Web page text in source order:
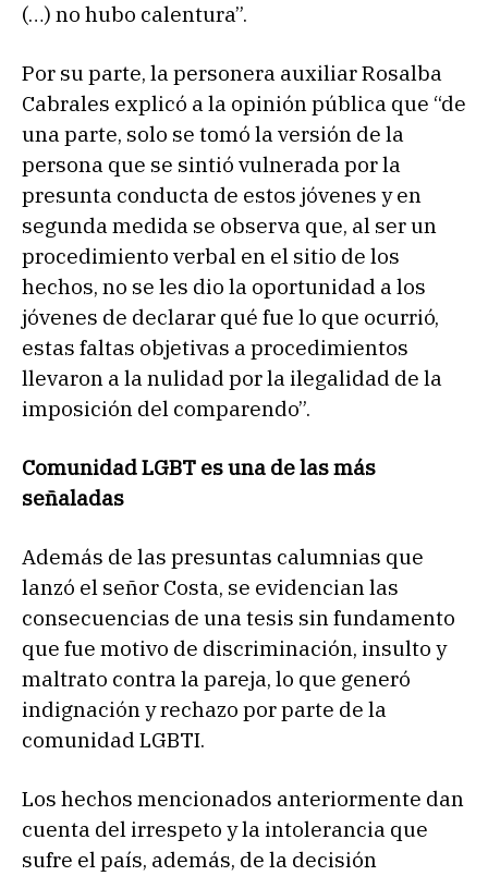
(…) no hubo calentura”.
Por su parte, la personera auxiliar Rosalba
Cabrales explicó a la opinión pública que “de
una parte, solo se tomó la versión de la
persona que se sintió vulnerada por la
presunta conducta de estos jóvenes y en
segunda medida se observa que, al ser un
procedimiento verbal en el sitio de los
hechos, no se les dio la oportunidad a los
jóvenes de declarar qué fue lo que ocurrió,
estas faltas objetivas a procedimientos
llevaron a la nulidad por la ilegalidad de la
imposición del comparendo”.
Comunidad LGBT es una de las más
señaladas
Además de las presuntas calumnias que
lanzó el señor Costa, se evidencian las
consecuencias de una tesis sin fundamento
que fue motivo de discriminación, insulto y
maltrato contra la pareja, lo que generó
indignación y rechazo por parte de la
comunidad LGBTI.
Los hechos mencionados anteriormente dan
cuenta del irrespeto y la intolerancia que
sufre el país, además, de la decisión